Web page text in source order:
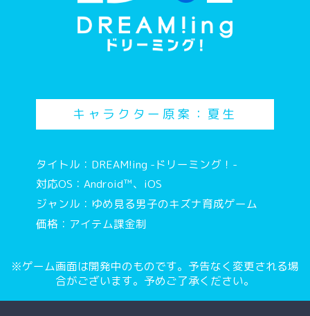
キャラクター原案：夏生
タイトル：DREAM!ing -ドリーミング！-
対応OS：Android™、iOS
ジャンル：ゆめ見る男子のキズナ育成ゲーム
価格：アイテム課金制
※ゲーム画面は開発中のものです。予告なく変更される場
合がございます。予めご了承ください。